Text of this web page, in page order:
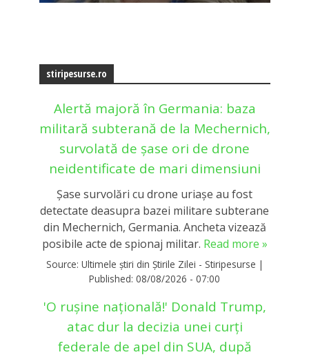
stiripesurse.ro
Alertă majoră în Germania: baza
militară subterană de la Mechernich,
survolată de șase ori de drone
neidentificate de mari dimensiuni
Şase survolări cu drone uriașe au fost
detectate deasupra bazei militare subterane
din Mechernich, Germania. Ancheta vizează
posibile acte de spionaj militar. Read more »
Source: Ultimele știri din Știrile Zilei - Stiripesurse |
Published: 08/08/2026 - 07:00
'O rușine națională!' Donald Trump,
atac dur la decizia unei curți
federale de apel din SUA, după